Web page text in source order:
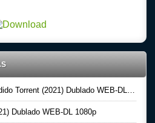
Torrent (2021) Dublado WEB-DL 1080p
Dublado WEB-DL 1080p